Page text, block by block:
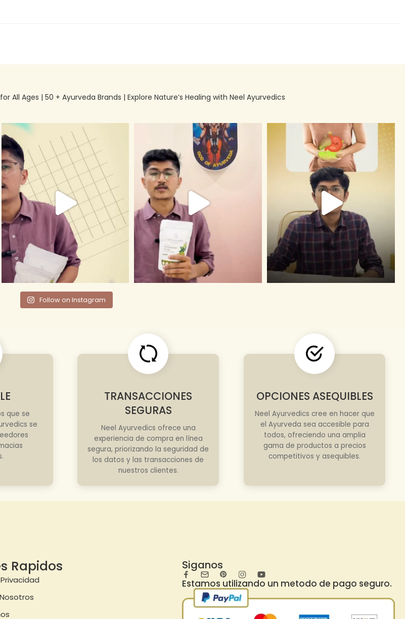
All Ages | 50 + Ayurveda Brands | Explore Nature’s Healing with Neel Ayurvedics
Follow on Instagram
que se
se
TRANSACCIONES
SEGURAS
Neel Ayurvedics ofrece una
experiencia de compra en línea
segura, priorizando la seguridad de
los datos y las transacciones de
nuestros clientes.
OPCIONES ASEQUIBLES
Neel Ayurvedics cree en hacer que
el Ayurveda sea accesible para
todos, ofreciendo una amplia
gama de productos a precios
competitivos y asequibles.
Rapidos Siganos
Estamos utilizando un metodo de pago seguro.